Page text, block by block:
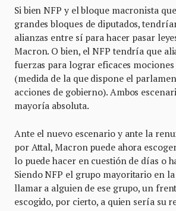
Si bien NFP y el bloque macronista
grandes bloques de diputados,
alianzas entre sí para hacer pasar
Macron. O bien, el NFP tendría que
fuerzas para lograr eficaces mociones
(medida de la que dispone el
acciones de gobierno). Ambos
mayoría absoluta.
Ante el nuevo escenario y ante la
por Attal, Macron puede ahora
lo puede hacer en cuestión de días o
Siendo NFP el grupo mayoritario en la
llamar a alguien de ese grupo, un
escogido, por cierto, a quien sería su